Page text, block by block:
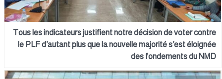
Tous les indicateurs justifient notre décision de voter contre
le PLF d’autant plus que la nouvelle majorité s’est éloignée
des fondements du NMD